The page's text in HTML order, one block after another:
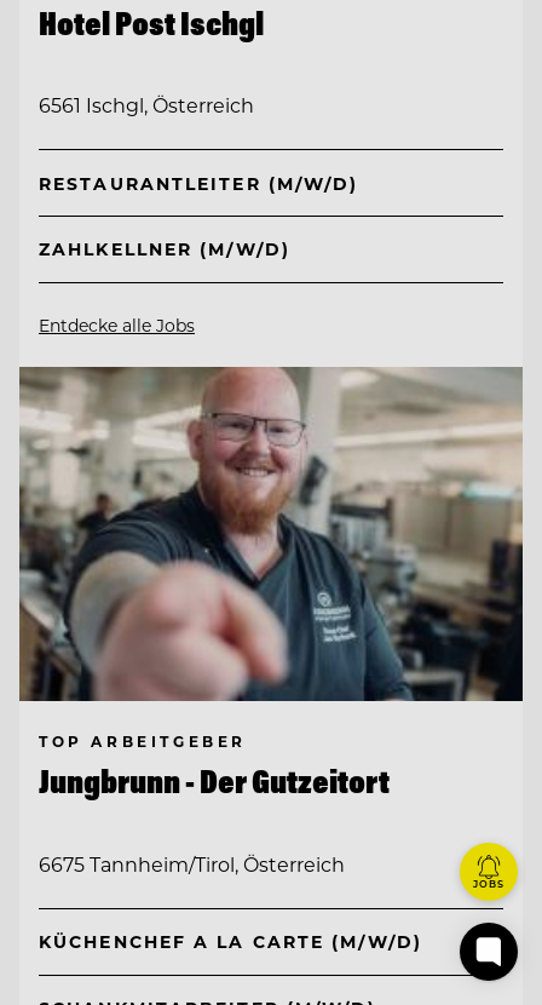
Hotel Post Ischgl
6561 Ischgl, Österreich
RESTAURANTLEITER (M/W/D)
ZAHLKELLNER (M/W/D)
Entdecke alle Jobs
TOP ARBEITGEBER
Jungbrunn - Der Gutzeitort
6675 Tannheim/Tirol, Österreich
KÜCHENCHEF A LA CARTE (M/W/D)
JOBS